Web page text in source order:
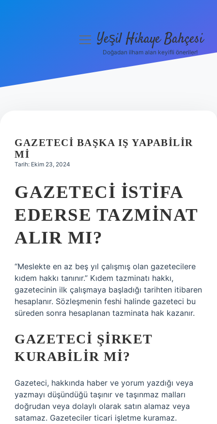
Hakkımızda
menüyüYeşil Hikaye Bahçesi
Doğadan ilham alan keyifli öneriler!
GAZETECI BAŞKA IŞ YAPABILIR
MI
Tarih: Ekim 23, 2024
GAZETECI ISTIFA
EDERSE TAZMINAT
ALIR MI?
“Meslekte en az beş yıl çalışmış olan gazetecilere
kıdem hakkı tanınır.” Kıdem tazminatı hakkı,
gazetecinin ilk çalışmaya başladığı tarihten itibaren
hesaplanır. Sözleşmenin feshi halinde gazeteci bu
süreden sonra hesaplanan tazminata hak kazanır.
GAZETECI ŞIRKET
KURABILIR MI?
Gazeteci, hakkında haber ve yorum yazdığı veya
yazmayı düşündüğü taşınır ve taşınmaz malları
doğrudan veya dolaylı olarak satın alamaz veya
satamaz. Gazeteciler ticari işletme kuramaz.